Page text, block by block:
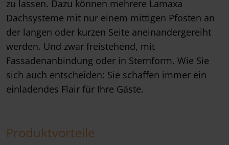
zu lassen. Dazu können mehrere Lamaxa
Dachsysteme mit nur einem mittigen Pfosten an
der langen oder kurzen Seite aneinandergereiht
werden. Und zwar freistehend, mit
Fassadenanbindung oder in Sternform. Wie Sie
sich auch entscheiden: Sie schaffen immer ein
einladendes Flair für Ihre Gäste.
Produktvorteile